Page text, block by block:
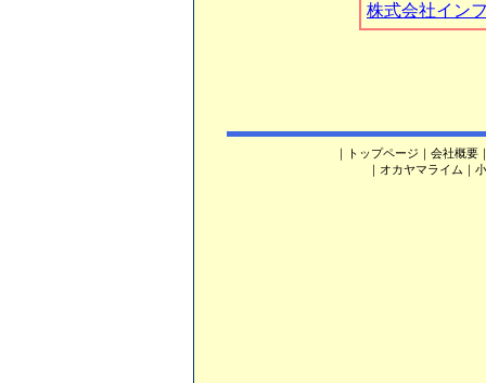
株式会社イン
｜ トップページ ｜ 会社概要
｜ オカヤマライム ｜